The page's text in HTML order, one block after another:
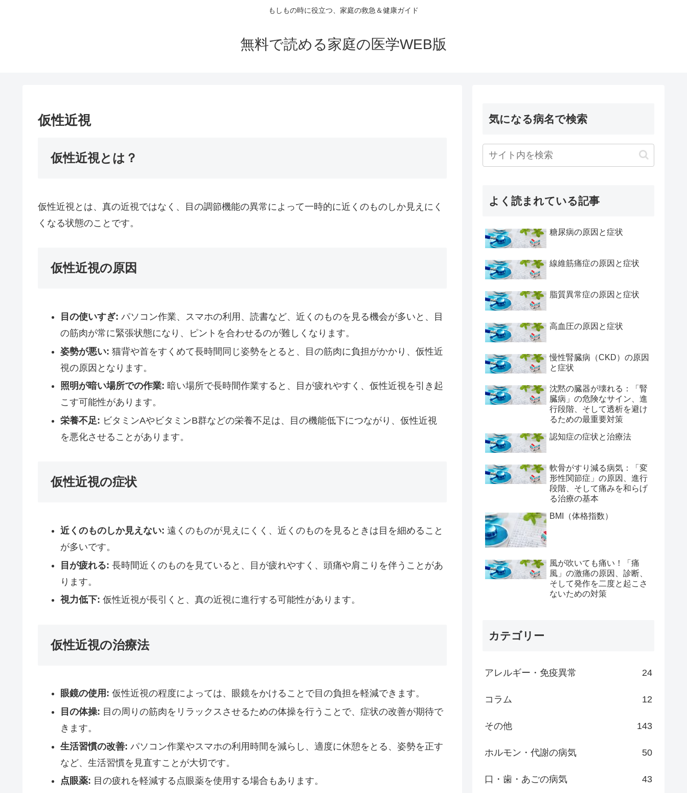
もしもの時に役立つ、家庭の救急＆健康ガイド
無料で読める家庭の医学WEB版
仮性近視
仮性近視とは？
仮性近視とは、真の近視ではなく、目の調節機能の異常によって一時的に近くのものしか見えにく
くなる状態のことです。
仮性近視の原因
目の使いすぎ: パソコン作業、スマホの利用、読書など、近くのものを見る機会が多いと、目
の筋肉が常に緊張状態になり、ピントを合わせるのが難しくなります。
姿勢が悪い: 猫背や首をすくめて長時間同じ姿勢をとると、目の筋肉に負担がかかり、仮性近
視の原因となります。
照明が暗い場所での作業: 暗い場所で長時間作業すると、目が疲れやすく、仮性近視を引き起
こす可能性があります。
栄養不足: ビタミンAやビタミンB群などの栄養不足は、目の機能低下につながり、仮性近視
を悪化させることがあります。
仮性近視の症状
近くのものしか見えない: 遠くのものが見えにくく、近くのものを見るときは目を細めること
が多いです。
目が疲れる: 長時間近くのものを見ていると、目が疲れやすく、頭痛や肩こりを伴うことがあ
ります。
視力低下: 仮性近視が長引くと、真の近視に進行する可能性があります。
仮性近視の治療法
眼鏡の使用: 仮性近視の程度によっては、眼鏡をかけることで目の負担を軽減できます。
目の体操: 目の周りの筋肉をリラックスさせるための体操を行うことで、症状の改善が期待で
きます。
生活習慣の改善: パソコン作業やスマホの利用時間を減らし、適度に休憩をとる、姿勢を正す
など、生活習慣を見直すことが大切です。
点眼薬: 目の疲れを軽減する点眼薬を使用する場合もあります。
気になる病名で検索
よく読まれている記事
糖尿病の原因と症状
線維筋痛症の原因と症状
脂質異常症の原因と症状
高血圧の原因と症状
慢性腎臓病（CKD）の原因
と症状
沈黙の臓器が壊れる：「腎
臓病」の危険なサイン、進
行段階、そして透析を避け
るための最重要対策
認知症の症状と治療法
軟骨がすり減る病気：「変
形性関節症」の原因、進行
段階、そして痛みを和らげ
る治療の基本
BMI（体格指数）
風が吹いても痛い！「痛
風」の激痛の原因、診断、
そして発作を二度と起こさ
ないための対策
カテゴリー
アレルギー・免疫異常 24
コラム 12
その他 143
ホルモン・代謝の病気 50
口・歯・あごの病気 43